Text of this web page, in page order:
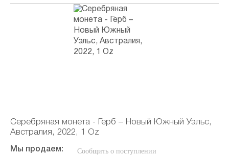
Серебряная монета - Герб – Новый Южный Уэльс,
Австралия, 2022, 1 Oz
Мы продаем: Сообщить о поступлении